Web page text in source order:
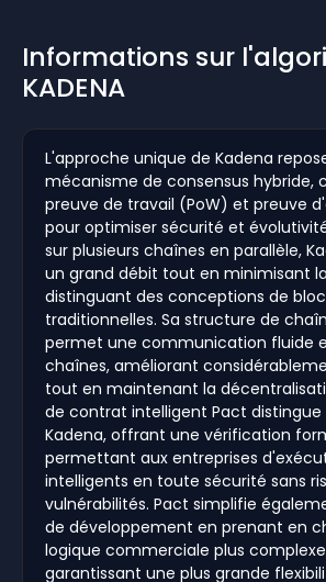
Informations sur
KADENA
L'approche unique de Kadena
mécanisme de consensus hybride,
preuve de travail (PoW) et preuve
pour optimiser sécurité et
sur plusieurs chaînes en parallèle,
un grand débit tout en minimisant
distinguant des conceptions de
traditionnelles. Sa structure de
permet une communication fluide
chaînes, améliorant
tout en maintenant la
de contrat intelligent Pact distingue
Kadena, offrant une vérification
permettant aux entreprises
intelligents en toute sécurité sans
vulnérabilités. Pact simplifie
de développement en prenant en
logique commerciale plus
garantissant une plus grande